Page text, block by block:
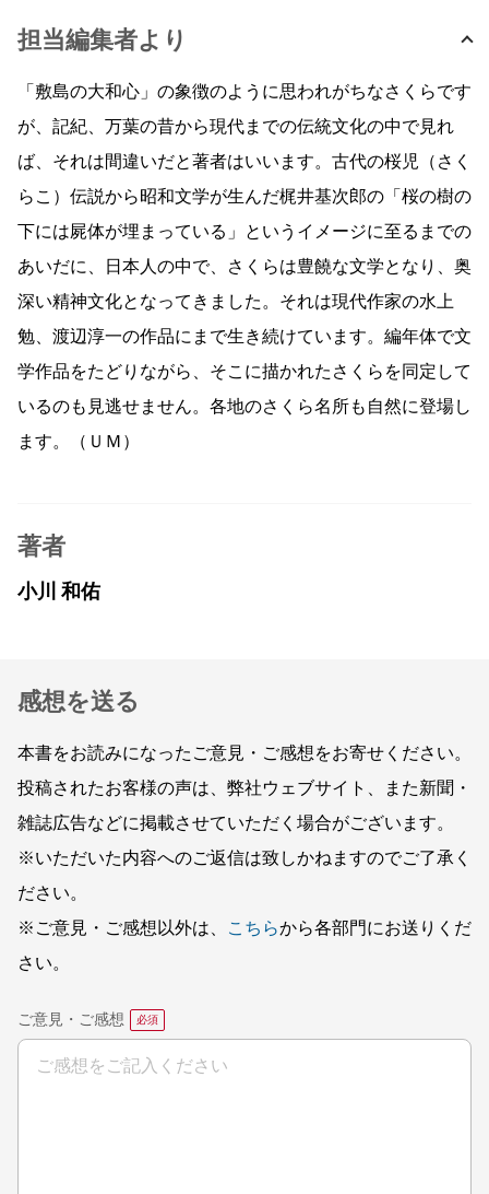
担当編集者より
「敷島の大和心」の象徴のように思われがちなさくらです
が、記紀、万葉の昔から現代までの伝統文化の中で見れ
ば、それは間違いだと著者はいいます。古代の桜児（さく
らこ）伝説から昭和文学が生んだ梶井基次郎の「桜の樹の
下には屍体が埋まっている」というイメージに至るまでの
あいだに、日本人の中で、さくらは豊饒な文学となり、奥
深い精神文化となってきました。それは現代作家の水上
勉、渡辺淳一の作品にまで生き続けています。編年体で文
学作品をたどりながら、そこに描かれたさくらを同定して
いるのも見逃せません。各地のさくら名所も自然に登場し
ます。（ＵＭ）
著者
小川 和佑
感想を送る
本書をお読みになったご意見・ご感想をお寄せください。
投稿されたお客様の声は、弊社ウェブサイト、また新聞・
雑誌広告などに掲載させていただく場合がございます。
※いただいた内容へのご返信は致しかねますのでご了承く
ださい。
※ご意見・ご感想以外は、
こちらから各部門にお送りくだ
さい。
ご意見・ご感想